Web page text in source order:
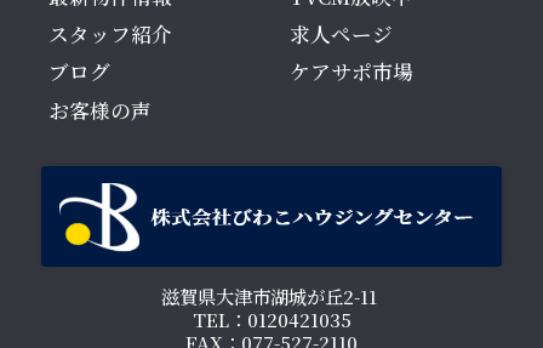
スタッフ紹介
ブログ
お客様の声
求人ページ
ケアサポ市場
滋賀県大津市湖城が丘2-11
TEL：0120421035
FAX：077-527-2110